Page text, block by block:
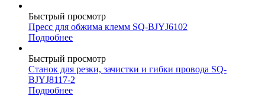
Быстрый просмотр
Пресс для обжима клемм SQ-BJYJ6102
Подробнее
Быстрый просмотр
Станок для резки, зачистки и гибки провода SQ-
BJYJ8117-2
Подробнее